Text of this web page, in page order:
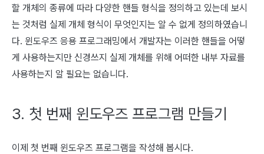
할 개체의 종류에 따라 다양한 핸들 형식을 정의하고 있는데 보시
는 것처럼 실제 개체 형식이 무엇인지는 알 수 없게 정의하였습니
다. 윈도우즈 응용 프로그래밍에서 개발자는 이러한 핸들을 어떻
게 사용하는지만 신경쓰지 실제 개체를 위해 어떠한 내부 자료를
사용하는지 알 필요는 없습니다.
3. 첫 번째 윈도우즈 프로그램 만들기
이제 첫 번째 윈도우즈 프로그램을 작성해 봅시다.